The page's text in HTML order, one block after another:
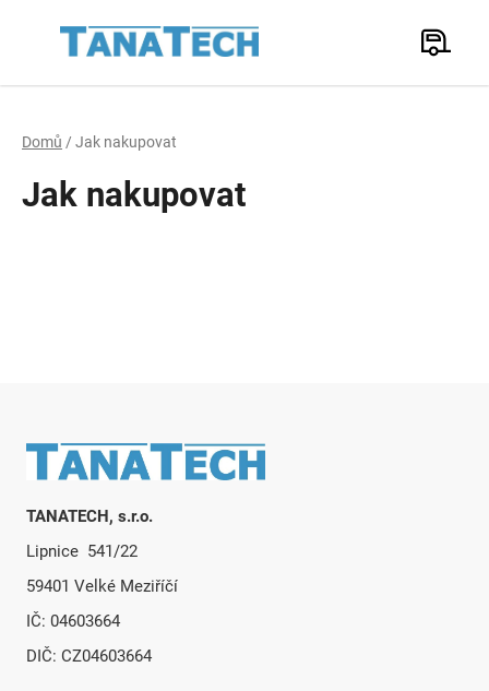
Hledat
Domů / Jak nakupovat
Jak nakupovat
Zápatí
TANATECH, s.r.o.
Lipnice 541/22
59401 Velké Meziříčí
IČ: 04603664
DIČ: CZ04603664